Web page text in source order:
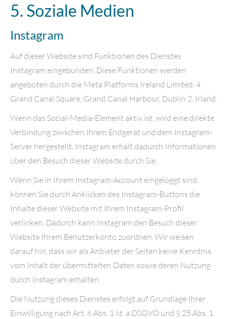
5. Soziale Medien
Instagram
Auf dieser Website sind Funktionen des Dienstes
Instagram eingebunden. Diese Funktionen werden
angeboten durch die Meta Platforms Ireland Limited, 4
Grand Canal Square, Grand Canal Harbour, Dublin 2, Irland.
Wenn das Social-Media-Element aktiv ist, wird eine direkte
Verbindung zwischen Ihrem Endgerät und dem Instagram-
Server hergestellt. Instagram erhält dadurch Informationen
über den Besuch dieser Website durch Sie.
Wenn Sie in Ihrem Instagram-Account eingeloggt sind,
können Sie durch Anklicken des Instagram-Buttons die
Inhalte dieser Website mit Ihrem Instagram-Profil
verlinken. Dadurch kann Instagram den Besuch dieser
Website Ihrem Benutzerkonto zuordnen. Wir weisen
darauf hin, dass wir als Anbieter der Seiten keine Kenntnis
vom Inhalt der übermittelten Daten sowie deren Nutzung
durch Instagram erhalten.
Die Nutzung dieses Dienstes erfolgt auf Grundlage Ihrer
Einwilligung nach Art. 6 Abs. 1 lit. a DSGVO und § 25 Abs. 1